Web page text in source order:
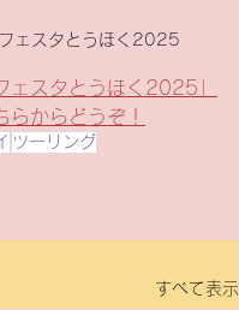
ェスタとうほく2025
ェスタとうほく2025」
らからどうぞ！
ツーリング
すべて表示